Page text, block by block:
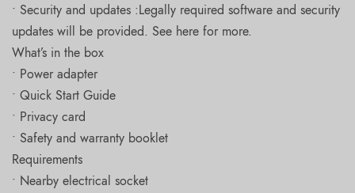
• Security and updates :Legally required software and security
updates will be provided. See here for more.
What’s in the box
• Power adapter
• Quick Start Guide
• Privacy card
• Safety and warranty booklet
Requirements
• Nearby electrical socket